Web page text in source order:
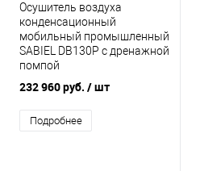
Осушитель воздуха
конденсационный
мобильный промышленный
SABIEL DB130P с дренажной
помпой
232 960 руб. / шт
Подробнее